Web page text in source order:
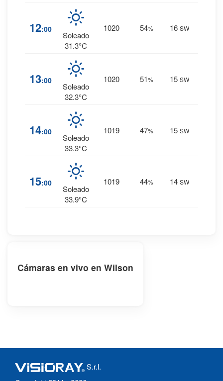
12:00
Soleado
31.3°C
1020 54% 16 SW
13:00
Soleado
32.3°C
1020 51% 15 SW
14:00
Soleado
33.3°C
1019 47% 15 SW
15:00
Soleado
33.9°C
1019 44% 14 SW
Cámaras en vivo en Wilson
S.r.l.